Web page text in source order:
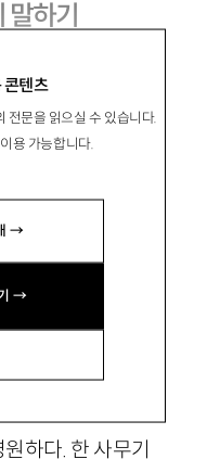
콘텐츠
전문을 읽으실 수 있습니다.
용 가능합니다.
→
→
하기
노래』 『시는 아무
하다. 한 사무기